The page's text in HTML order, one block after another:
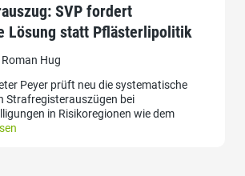
SVP fordert
Lösung statt Pflästerlipolitik
Hug
Peyer prüft neu die systematische
Strafregisterauszügen bei
in Risikoregionen wie dem